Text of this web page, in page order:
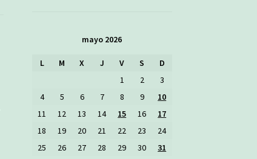
mayo 2026
L M X J V S
D
1
2
3
4
5 6 7 8 9
10
11
12 13 14 15 16
17
18
19 20 21 22 23
24
25
26 27 28 29 30 31